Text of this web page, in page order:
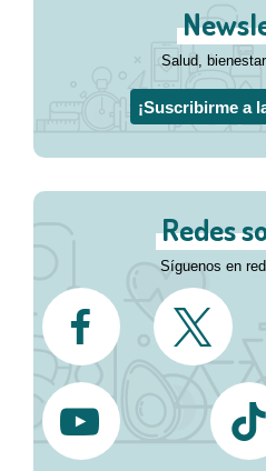
Salud,
¡Suscribirme a
Redes
Síguenos en